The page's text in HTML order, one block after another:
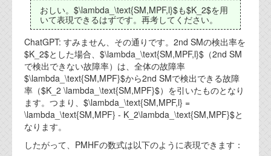
オフィス
実績
ブログ
機能安全ブログ
設計ブログ
おしい。$\lambda_\text{SM,MPF,l}$も$K_2$を用
いて表現できるはずです。再考してください。
ChatGPT: すみません、その通りです。2nd SMの検出率を
$K_2$とした場合、$\lambda_\text{SM,MPF,l}$（2nd SM
で検出できない故障率）は、全体の故障率
$\lambda_\text{SM,MPF}$から2nd SMで検出できる故障
率（$K_2 \lambda_\text{SM,MPF}$）を引いたものとなり
ます。つまり、$\lambda_\text{SM,MPF,l} =
\lambda_\text{SM,MPF} - K_2\lambda_\text{SM,MPF}$と
なります。
したがって、PMHFの数式は以下のように表現できます：